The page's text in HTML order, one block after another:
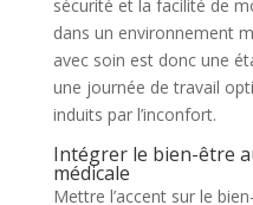
sécurité et la facilité de
dans un environnement
avec soin est donc une
une journée de travail
induits par l’inconfort.
Intégrer le bien-être
médicale
Mettre l’accent sur le